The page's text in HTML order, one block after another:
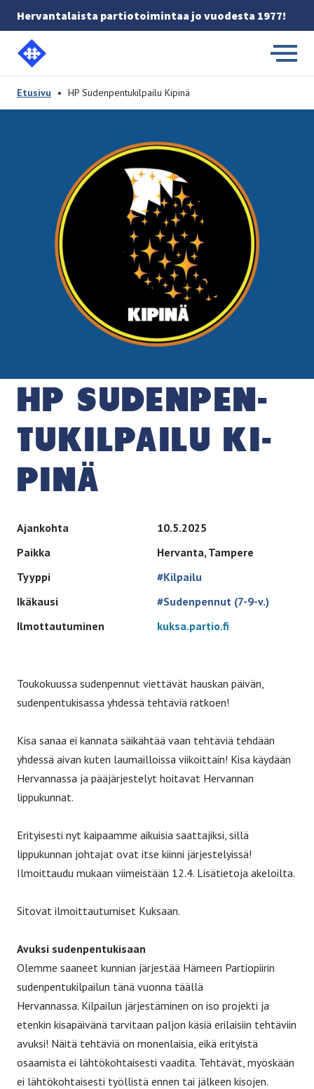
Hervantalaista partiotoimintaa jo vuodesta 1977!
Etusivulle
-
Etusivu • HP Sudenpentukilpailu Kipinä
HP SU­DEN­PEN­
TU­KIL­PAI­LU KI­
PI­NÄ
Ajankohta
10.5.2025
Paikka
Hervanta, Tampere
Tyyppi
#Kilpailu
Ikäkausi
#Sudenpennut (7-9-v.)
Ilmottautuminen
kuksa.partio.fi
Toukokuussa sudenpennut viettävät hauskan päivän,
sudenpentukisassa yhdessä tehtäviä ratkoen!
Kisa sanaa ei kannata säikähtää vaan tehtäviä tehdään
yhdessä aivan kuten laumailloissa viikoittain! Kisa käydään
Hervannassa ja pääjärjestelyt hoitavat Hervannan
lippukunnat.
Erityisesti nyt kaipaamme aikuisia saattajiksi, sillä
lippukunnan johtajat ovat itse kiinni järjestelyissä!
Ilmoittaudu mukaan viimeistään 12.4. Lisätietoja akeloilta.
Sitovat ilmoittautumiset Kuksaan.
Avuksi sudenpentukisaan
Olemme saaneet kunnian järjestää Hämeen Partiopiirin
sudenpentukilpailun tänä vuonna täällä
Hervannassa. Kilpailun järjestäminen on iso projekti ja
etenkin kisapäivänä tarvitaan paljon käsiä erilaisiin tehtäviin
avuksi! Näitä tehtäviä on monenlaisia, eikä erityistä
osaamista ei lähtökohtaisesti vaadita. Tehtävät, myöskään
ei lähtökohtaisesti työllistä ennen tai jälkeen kisojen.